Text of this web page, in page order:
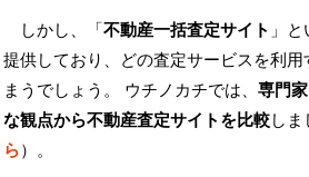
しかし、「不動産一括査定サイト 」
提供しており、どの査定サービスを利
まうでしょう。 ウチノカチでは、 専門
な観点から不動産査定サイトを比較しま
ら）。